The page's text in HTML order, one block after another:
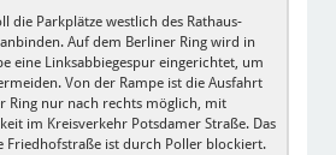
die Parkplätze westlich des Rathaus-
Auf dem Berliner Ring wird in
eine Linksabbiegespur eingerichtet, um
Von der Rampe ist die Ausfahrt
Ring nur nach rechts möglich, mit
im Kreisverkehr Potsdamer Straße. Das
Friedhofstraße ist durch Poller blockiert.